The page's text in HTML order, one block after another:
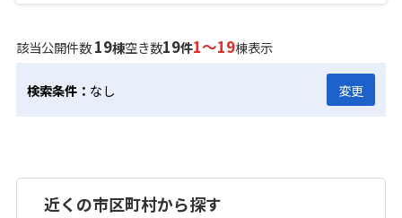
該当公開件数19棟空き数19件1～19棟表示
検索条件： なし 変更
近くの市区町村から探す